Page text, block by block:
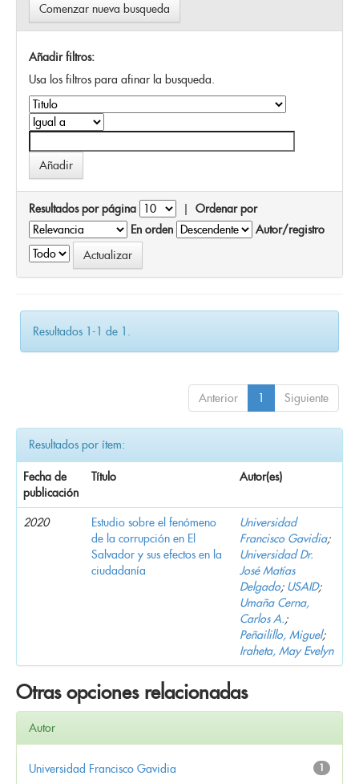
Comenzar nueva busqueda
Añadir filtros:
Usa los filtros para afinar la busqueda.
Resultados por página | Ordenar por
En orden
Autor/registro
Resultados 1-1 de 1.
Anterior 1 Siguiente
Resultados por ítem:
Fecha de
publicación
Título Autor(es)
2020
Estudio sobre el fenómeno
de la corrupción en El
Salvador y sus efectos en la
ciudadanía
Universidad
Francisco Gavidia;
Universidad Dr.
José Matías
Delgado; USAID;
Umaña Cerna,
Carlos A.;
Peñailillo, Miguel;
Iraheta, May Evelyn
Otras opciones relacionadas
Autor
1
Universidad Francisco Gavidia